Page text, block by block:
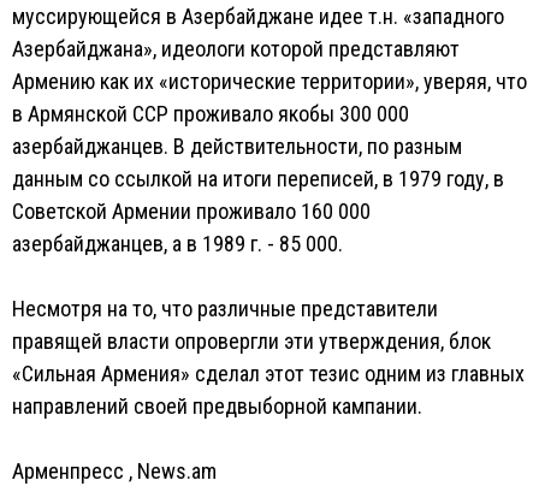
муссирующейся в Азербайджане идее т.н. «западного
Азербайджана», идеологи которой представляют
Армению как их «исторические территории», уверяя, что
в Армянской ССР проживало якобы 300 000
азербайджанцев. В действительности, по разным
данным со ссылкой на итоги переписей, в 1979 году, в
Советской Армении проживало 160 000
азербайджанцев, а в 1989 г. - 85 000.
Несмотря на то, что различные представители
правящей власти опровергли эти утверждения, блок
«Сильная Армения» сделал этот тезис одним из главных
направлений своей предвыборной кампании.
Арменпресс , News.am